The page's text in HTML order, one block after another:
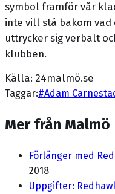
symbol framför vår
inte vill stå bakom
uttrycker sig verbalt
klubben.
Källa: 24malmö.se
Taggar:#Adam
Mer från Malmö
Förlänger med
2018
Uppgifter: